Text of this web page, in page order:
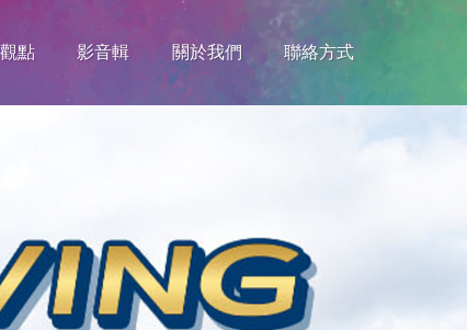
點 影音輯 關於我們 聯絡方式